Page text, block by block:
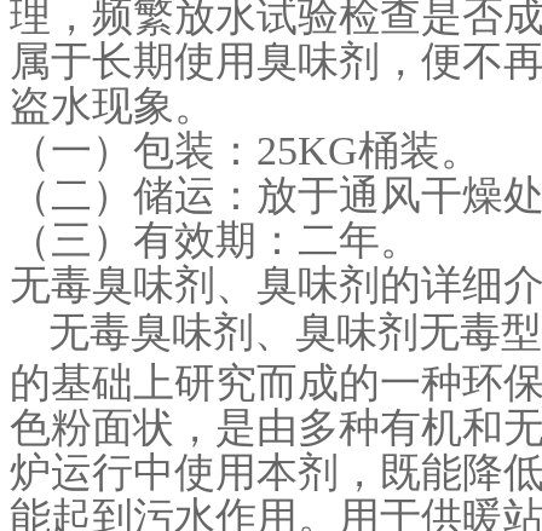
理，频繁放水试验检查是否
属于长期使用臭味剂，便不
盗水现象。
（一）包装：25KG桶装。
（二）储运：放于通风干燥
（三）有效期：二年。
无毒臭味剂、臭味剂的详细
无毒臭味剂、臭味剂无毒
的基础上研究而成的一种环
色粉面状，是由多种有机和
炉运行中使用本剂，既能降
能起到污水作用。用于供暖